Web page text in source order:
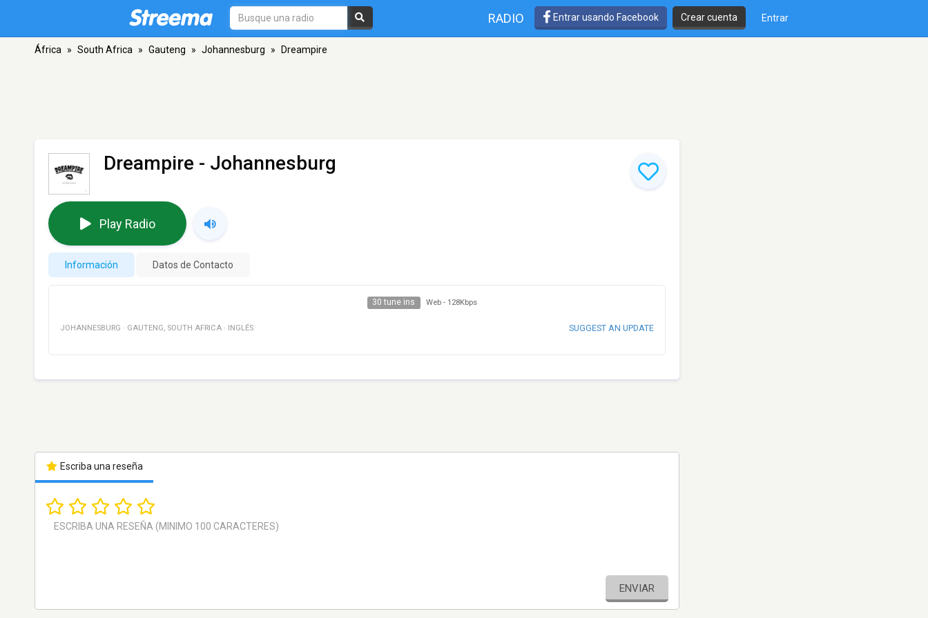
RADIO Entrar usando Facebook Crear cuenta Entrar
África » South Africa » Gauteng » Johannesburg » Dreampire
Dreampire - Johannesburg
Play Radio
Información Datos de Contacto
30 tune ins Web - 128Kbps
JOHANNESBURG · GAUTENG, SOUTH AFRICA · INGLÉS SUGGEST AN UPDATE
Escriba una reseña
ENVIAR